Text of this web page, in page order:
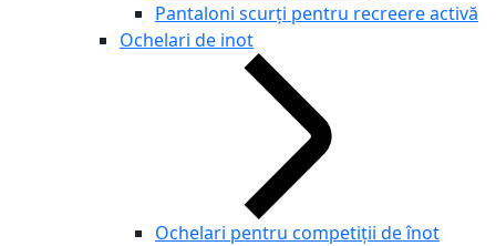
Pantaloni scurți pentru recreere activă
Ochelari de inot
Ochelari pentru competiţii de înot